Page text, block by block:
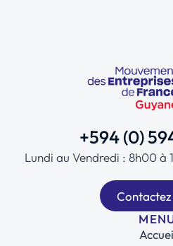
+594 (0)
Lundi au Vendredi : 8h00 à
Contactez